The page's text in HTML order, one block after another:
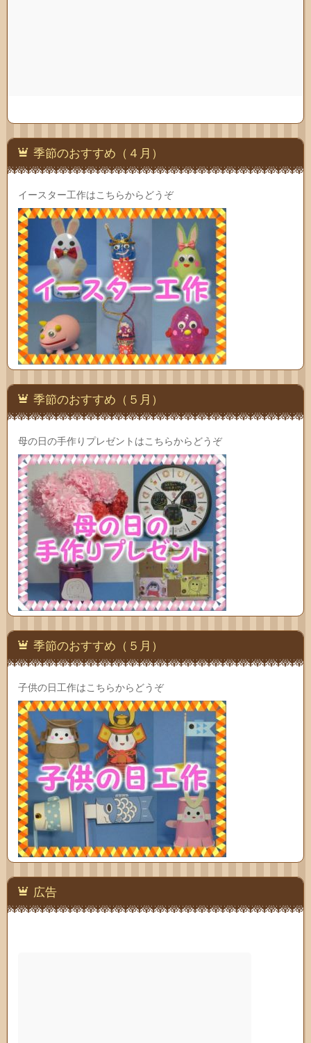
季節のおすすめ（４月）
イースター工作はこちらからどうぞ
季節のおすすめ（５月）
母の日の手作りプレゼントはこちらからどうぞ
季節のおすすめ（５月）
子供の日工作はこちらからどうぞ
広告